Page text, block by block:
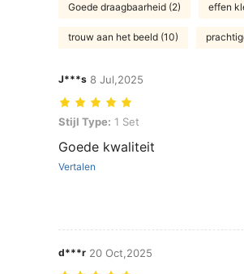
Goede draagbaarheid (2) effen
trouw aan het beeld (10)
J***s 8 Jul,2025
Stijl Type: 1 Set
Stijl Type: 1 Set
Goede kwaliteit
Vertalen
d***r 20 Oct,2025